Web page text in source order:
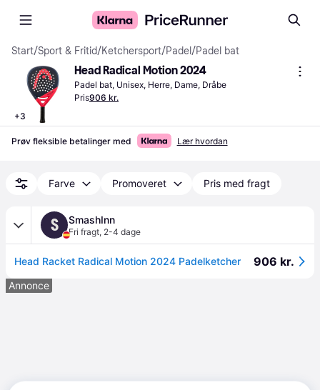
Start/Sport & Fritid/Ketchersport/Padel /Padel bat
+3
Head Radical Motion 2024
Padel bat, Unisex, Herre, Dame, Dråbe
Pris906 kr.
Prøv fleksible betalinger med Lær hvordan
Farve Promoveret Pris med fragt
S SmashInn
Fri fragt, 2-4 dage
Head Racket Radical Motion 2024 Padelketcher 906 kr.
Annonce